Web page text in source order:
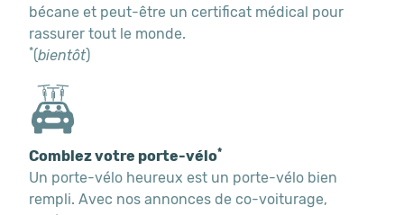
bécane et peut-être un certificat médical pour
rassurer tout le monde.
*(bientôt)
Comblez votre porte-vélo*
Un porte-vélo heureux est un porte-vélo bien
rempli. Avec nos annonces de co-voiturage,